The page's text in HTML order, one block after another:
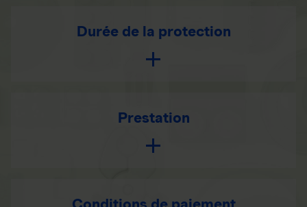
Durée de la protection
Prestation